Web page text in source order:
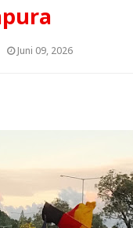
Juni 09, 2026